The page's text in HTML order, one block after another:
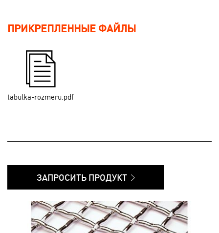
ПРИКРЕПЛЕННЫЕ ФАЙЛЫ
tabulka-rozmeru.pdf
ЗАПРОСИТЬ ПРОДУКТ